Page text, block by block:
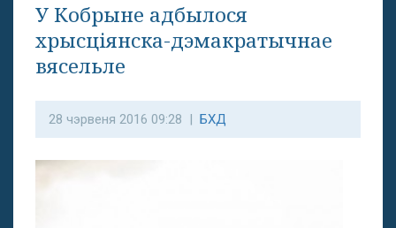
У Кобрыне адбылося
хрысціянска-дэмакратычнае
вясельле
28 чэрвеня 2016 09:28 | БХД